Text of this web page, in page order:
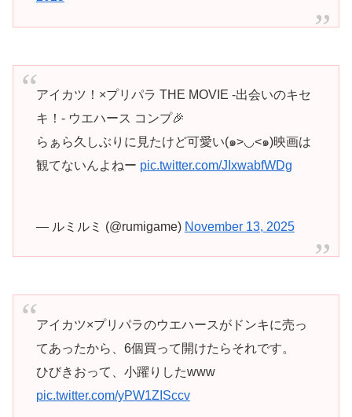
アイカツ！×プリパラ THE MOVIE ‐出会いのキセ
キ！‐ ウエハース コンプ🎉
らぁら久しぶりに見たけど可愛い(๑>◡<๑)映画は
観てないんよねー pic.twitter.com/JIxwabfWDg
— ルミルミ (@rumigame) November 13, 2025
アイカツ×プリパラのウエハースがドンキに売っ
てあったから、6個買って開けたらそれです。
ひびきおって、小躍りしたwww
pic.twitter.com/yPW1ZISccv